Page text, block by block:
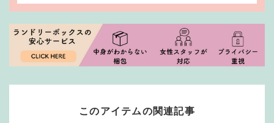
このアイテムの関連記事